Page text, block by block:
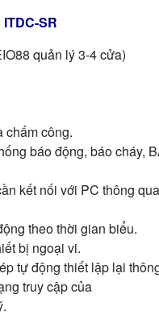
SR
quản lý 3-4 cửa)
chấm công.
báo động, báo cháy,
kết nối với PC thông
theo thời gian biểu.
bị ngoại vi.
tự động thiết lập lại
truy cập của